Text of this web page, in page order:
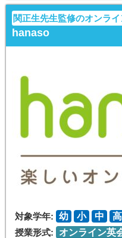
関正生先生監修のオンラ
hanaso
対象学年: 幼 小 中 高
授業形式:
オンライン英